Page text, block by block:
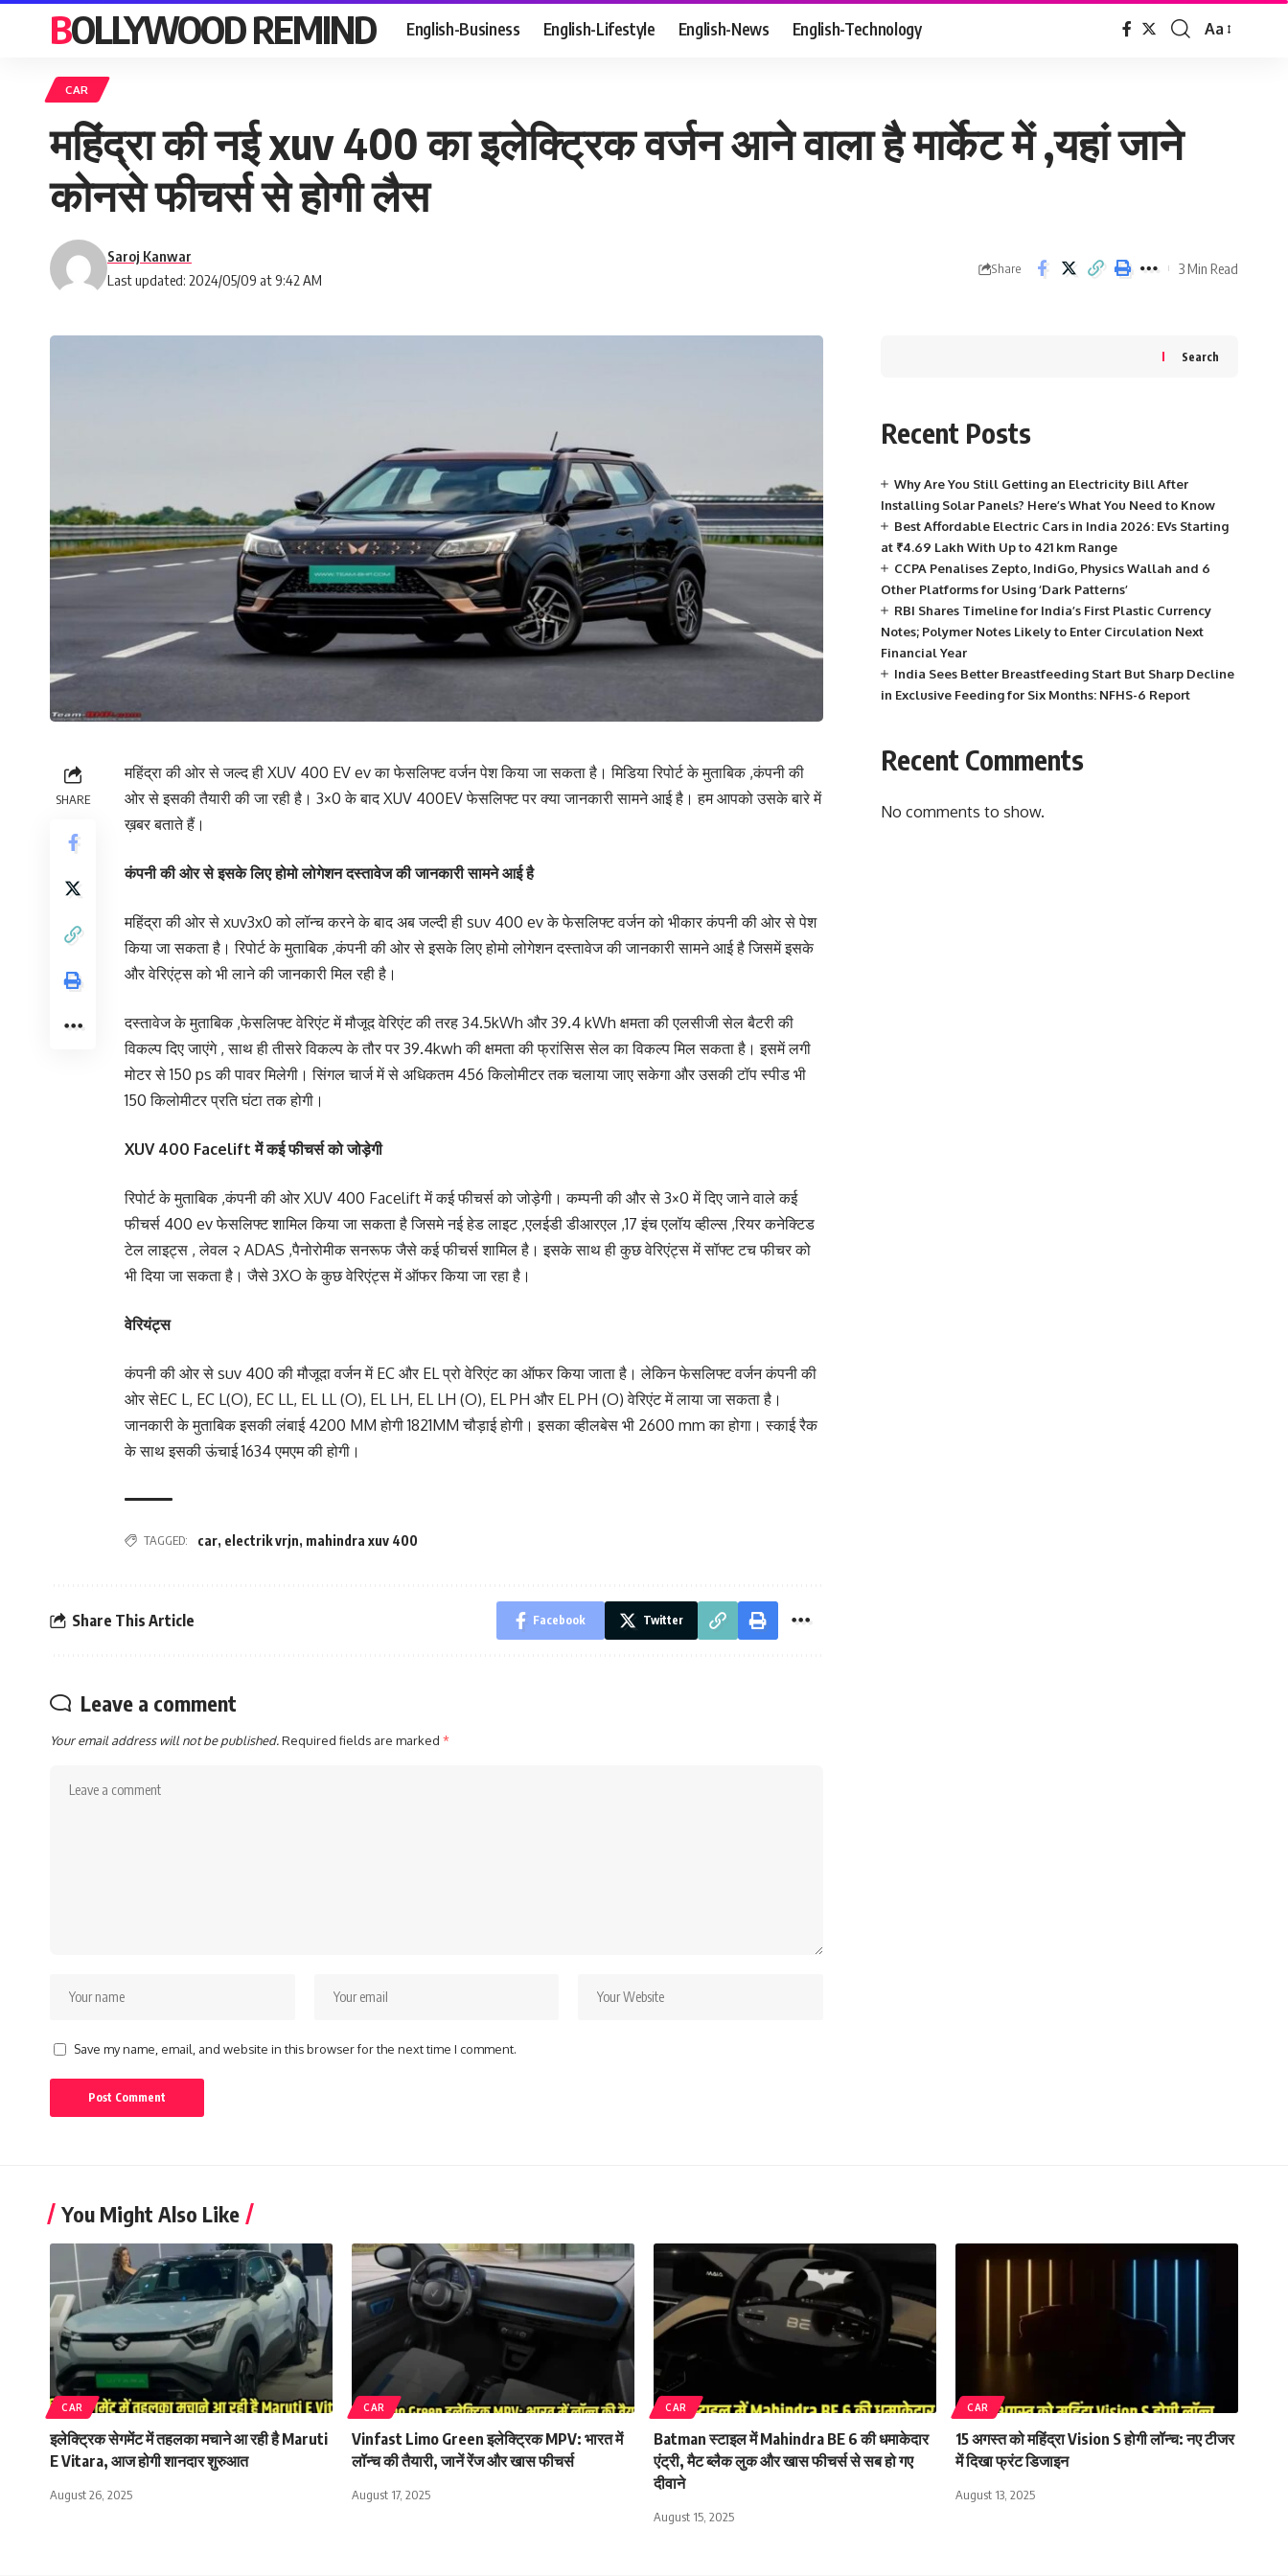
BOLLYWOOD REMIND English-Business English-Lifestyle English-News English-Technology
Font
Aa
CAR
महिंद्रा की नई xuv 400 का इलेक्ट्रिक वर्जन आने वाला है मार्केट में ,यहां जाने
कोनसे फीचर्स से होगी लैस
Last updated: 2024/05/09 at 9:42 AM
Saroj Kanwar
Share 3 Min Read
SHARE
महिंद्रा की ओर से जल्द ही XUV 400 EV ev का फेसलिफ्ट वर्जन पेश किया जा सकता है। मिडिया रिपोर्ट के मुताबिक ,कंपनी की
ओर से इसकी तैयारी की जा रही है। 3×0 के बाद XUV 400EV फेसलिफ्ट पर क्या जानकारी सामने आई है। हम आपको उसके बारे में
ख़बर बताते हैं।
कंपनी की ओर से इसके लिए होमो लोगेशन दस्तावेज की जानकारी सामने आई है
महिंद्रा की ओर से xuv3x0 को लॉन्च करने के बाद अब जल्दी ही suv 400 ev के फेसलिफ्ट वर्जन को भीकार कंपनी की ओर से पेश
किया जा सकता है। रिपोर्ट के मुताबिक ,कंपनी की ओर से इसके लिए होमो लोगेशन दस्तावेज की जानकारी सामने आई है जिसमें इसके
और वेरिएंट्स को भी लाने की जानकारी मिल रही है।
दस्तावेज के मुताबिक ,फेसलिफ्ट वेरिएंट में मौजूद वेरिएंट की तरह 34.5kWh और 39.4 kWh क्षमता की एलसीजी सेल बैटरी की
विकल्प दिए जाएंगे , साथ ही तीसरे विकल्प के तौर पर 39.4kwh की क्षमता की फ्रांसिस सेल का विकल्प मिल सकता है। इसमें लगी
मोटर से 150 ps की पावर मिलेगी। सिंगल चार्ज में से अधिकतम 456 किलोमीटर तक चलाया जाए सकेगा और उसकी टॉप स्पीड भी
150 किलोमीटर प्रति घंटा तक होगी।
XUV 400 Facelift में कई फीचर्स को जोड़ेगी
रिपोर्ट के मुताबिक ,कंपनी की ओर XUV 400 Facelift में कई फीचर्स को जोड़ेगी। कम्पनी की और से 3×0 में दिए जाने वाले कई
फीचर्स 400 ev फेसलिफ्ट शामिल किया जा सकता है जिसमे नई हेड लाइट ,एलईडी डीआरएल ,17 इंच एलॉय व्हील्स ,रियर कनेक्टिड
टेल लाइट्स , लेवल २ ADAS ,पैनोरोमीक सनरूफ जैसे कई फीचर्स शामिल है। इसके साथ ही कुछ वेरिएंट्स में सॉफ्ट टच फीचर को
भी दिया जा सकता है। जैसे 3XO के कुछ वेरिएंट्स में ऑफर किया जा रहा है।
वेरियंट्स
कंपनी की ओर से suv 400 की मौजूदा वर्जन में EC और EL प्रो वेरिएंट का ऑफर किया जाता है। लेकिन फेसलिफ्ट वर्जन कंपनी की
ओर सेEC L, EC L(O), EC LL, EL LL (O), EL LH, EL LH (O), EL PH और EL PH (O) वेरिएंट में लाया जा सकता है।
जानकारी के मुताबिक इसकी लंबाई 4200 MM होगी 1821MM चौड़ाई होगी। इसका व्हीलबेस भी 2600 mm का होगा। स्काई रैक
के साथ इसकी ऊंचाई 1634 एमएम की होगी।
TAGGED: car, electrik vrjn, mahindra xuv 400
Share This Article Facebook Twitter
Leave a comment
Your email address will not be published.Required fields are marked *
Save my name, email, and website in this browser for the next time I comment.
Search
Recent Posts
Why Are You Still Getting an Electricity Bill After
Installing Solar Panels? Here’s What You Need to Know
Best Affordable Electric Cars in India 2026: EVs Starting
at ₹4.69 Lakh With Up to 421 km Range
CCPA Penalises Zepto, IndiGo, Physics Wallah and 6
Other Platforms for Using ‘Dark Patterns’
RBI Shares Timeline for India’s First Plastic Currency
Notes; Polymer Notes Likely to Enter Circulation Next
Financial Year
India Sees Better Breastfeeding Start But Sharp Decline
in Exclusive Feeding for Six Months: NFHS-6 Report
Recent Comments
No comments to show.
You Might Also Like
CAR
इलेक्ट्रिक सेगमेंट में तहलका मचाने आ रही है Maruti
E Vitara, आज होगी शानदार शुरुआत
August 26, 2025
CAR
Vinfast Limo Green इलेक्ट्रिक MPV: भारत में
लॉन्च की तैयारी, जानें रेंज और खास फीचर्स
August 17, 2025
CAR
Batman स्टाइल में Mahindra BE 6 की धमाकेदार
एंट्री, मैट ब्लैक लुक और खास फीचर्स से सब हो गए
दीवाने
August 15, 2025
CAR
15 अगस्त को महिंद्रा Vision S होगी लॉन्च: नए टीजर
में दिखा फ्रंट डिजाइन
August 13, 2025